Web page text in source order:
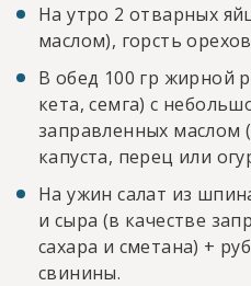
На утро 2 отварных
маслом), горсть
В обед 100 гр жирной
кета, семга) с
заправленных маслом
капуста, перец или
На ужин салат из
и сыра (в качестве
сахара и сметана) +
свинины.